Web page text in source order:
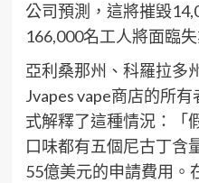
公司預測，這將摧毀
166,000名工人將面臨失
亞利桑那州、科羅拉多
Jvapes vape商店的所
式解釋了這種情況：「
口味都有五個尼古丁含
55億美元的申請費用。